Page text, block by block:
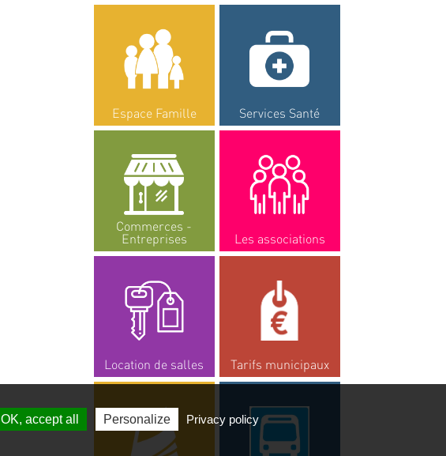
Espace Famille Services Santé
Commerces -
Entreprises Les associations
Location de salles Tarifs municipaux
OK, accept all Personalize Privacy policy